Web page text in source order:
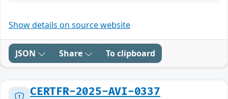
Show details on source website
JSON Share To clipboard
CERTFR-2025-AVI-0337